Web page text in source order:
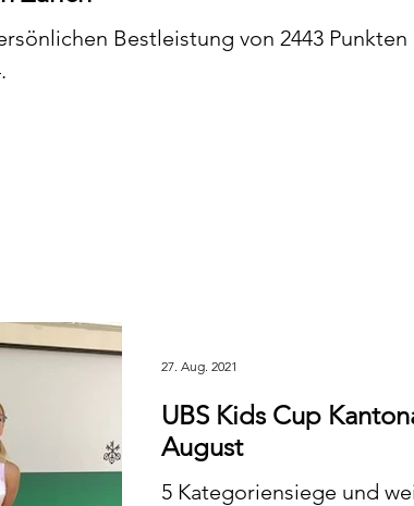
Bestleistung von 2443 Punkten
UBS Kids Cup
August
5 Kategoriensiege und
27. Aug. 2021